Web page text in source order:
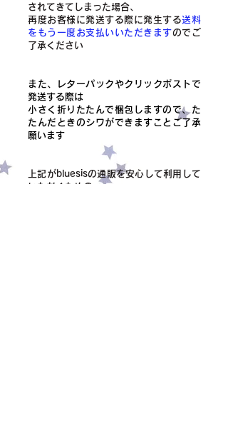
されてきてしまった場合、
​再度お客様に発送する際に発生する送料
をもう一度お支払いいただきますのでご
了承ください
また、レターパックやクリックポストで
発送する際は
小さく折りたたんで梱包しますので、た
たんだときのシワができますことご了承
願います
上記がbluesisの通販を安心して利用して
いただくための